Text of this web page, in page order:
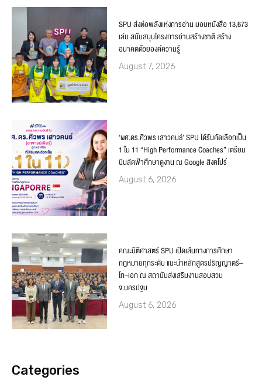
SPU ส่งต่อพลังแห่งการอ่าน มอบหนังสือ 13,673
เล่ม สนับสนุนโครงการอ่านสร้างชาติ สร้าง
อนาคตด้วยองค์ความรู้
August 7, 2026
‘ผศ.ดร.ศิวพร เสาวคนธ์’ SPU ได้รับคัดเลือกเป็น
1 ใน 11 “High Performance Coaches” เตรียม
บินลัดฟ้าศึกษาดูงาน ณ Google สิงคโปร์
August 6, 2026
คณะนิติศาสตร์ SPU เปิดเส้นทางการศึกษา
กฎหมายทุกระดับ แนะนำหลักสูตรปริญญาตรี–
โท–เอก ณ สถาบันส่งเสริมงานสอบสวน
จ.นครปฐม
August 6, 2026
Categories